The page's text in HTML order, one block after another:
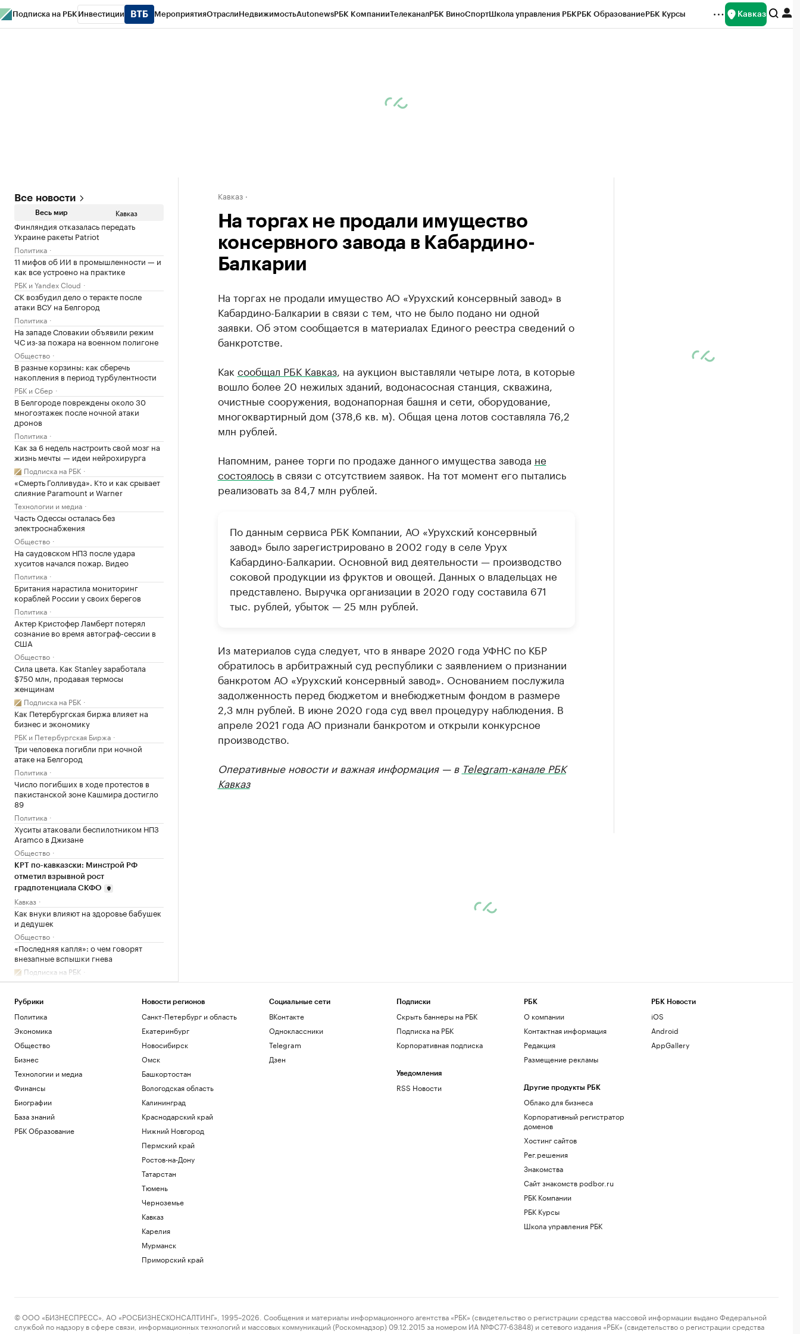
Подписка на РБК Инвестиции МероприятияОтраслиНедвижимостьAutonewsРБК КомпанииТелеканалРБК ВиноСпортШкола управления РБКРБК ОбразованиеРБК Курсы Кавказ
Все новости
Весь мир Кавказ
Финляндия отказалась передать
Украине ракеты Patriot
Политика
11 мифов об ИИ в промышленности — и
как все устроено на практике
РБК и Yandex Cloud
СК возбудил дело о теракте после
атаки ВСУ на Белгород
Политика
На западе Словакии объявили режим
ЧС из-за пожара на военном полигоне
Общество
В разные корзины: как сберечь
накопления в период турбулентности
РБК и Сбер
В Белгороде повреждены около 30
многоэтажек после ночной атаки
дронов
Политика
Как за 6 недель настроить свой мозг на
жизнь мечты — идеи нейрохирурга
Подписка на РБК
«Смерть Голливуда». Кто и как срывает
слияние Paramount и Warner
Технологии и медиа
Часть Одессы осталась без
электроснабжения
Общество
На саудовском НПЗ после удара
хуситов начался пожар. Видео
Политика
Британия нарастила мониторинг
кораблей России у своих берегов
Политика
Актер Кристофер Ламберт потерял
сознание во время автограф-сессии в
США
Общество
Сила цвета. Как Stanley заработала
$750 млн, продавая термосы
женщинам
Подписка на РБК
Как Петербургская биржа влияет на
бизнес и экономику
РБК и Петербургская Биржа
Три человека погибли при ночной
атаке на Белгород
Политика
Число погибших в ходе протестов в
пакистанской зоне Кашмира достигло
89
Политика
Хуситы атаковали беспилотником НПЗ
Aramco в Джизане
Общество
КРТ по-кавказски: Минстрой РФ
отметил взрывной рост
градпотенциала СКФО
Кавказ
Как внуки влияют на здоровье бабушек
и дедушек
Общество
«Последняя капля»: о чем говорят
внезапные вспышки гнева
Подписка на РБК
Кавказ
На торгах не продали имущество
консервного завода в Кабардино-
Балкарии
На торгах не продали имущество АО «Урухский консервный завод» в
Кабардино-Балкарии в связи с тем, что не было подано ни одной
заявки. Об этом сообщается в материалах Единого реестра сведений о
банкротстве.
Как сообщал РБК Кавказ, на аукцион выставляли четыре лота, в которые
вошло более 20 нежилых зданий, водонасосная станция, скважина,
очистные сооружения, водонапорная башня и сети, оборудование,
многоквартирный дом (378,6 кв. м). Общая цена лотов составляла 76,2
млн рублей.
Напомним, ранее торги по продаже данного имущества завода не
состоялосьв связи с отсутствием заявок. На тот момент его пытались
реализовать за 84,7 млн рублей.
По данным сервиса РБК Компании, АО «Урухский консервный
завод» было зарегистрировано в 2002 году в селе Урух
Кабардино-Балкарии. Основной вид деятельности — производство
соковой продукции из фруктов и овощей. Данных о владельцах не
представлено. Выручка организации в 2020 году составила 671
тыс. рублей, убыток — 25 млн рублей.
Из материалов суда следует, что в январе 2020 года УФНС по КБР
обратилось в арбитражный суд республики с заявлением о признании
банкротом АО «Урухский консервный завод». Основанием послужила
задолженность перед бюджетом и внебюджетным фондом в размере
2,3 млн рублей. В июне 2020 года суд ввел процедуру наблюдения. В
апреле 2021 года АО признали банкротом и открыли конкурсное
производство.
Оперативные новости и важная информация — в Telegram-канале РБК
Кавказ
Рубрики
Политика
Экономика
Общество
Бизнес
Технологии и медиа
Финансы
Биографии
База знаний
РБК Образование
Новости регионов
Санкт-Петербург и область
Екатеринбург
Новосибирск
Омск
Башкортостан
Вологодская область
Калининград
Краснодарский край
Нижний Новгород
Пермский край
Ростов-на-Дону
Татарстан
Тюмень
Черноземье
Кавказ
Карелия
Мурманск
Приморский край
Социальные сети
ВКонтакте
Одноклассники
Telegram
Дзен
Подписки
Скрыть баннеры на РБК
Подписка на РБК
Корпоративная подписка
Уведомления
RSS Новости
РБК
О компании
Контактная информация
Редакция
Размещение рекламы
Другие продукты РБК
Облако для бизнеса
Корпоративный регистратор
доменов
Хостинг сайтов
Рег.решения
Знакомства
Сайт знакомств podbor.ru
РБК Компании
РБК Курсы
Школа управления РБК
РБК Новости
iOS
Android
AppGallery
© ООО «БИЗНЕСПРЕСС», АО «РОСБИЗНЕСКОНСАЛТИНГ», 1995–2026. Сообщения и материалы информационного агентства «РБК» (свидетельство о регистрации средства массовой информации выдано Федеральной
службой по надзору в сфере связи, информационных технологий и массовых коммуникаций (Роскомнадзор) 09.12.2015 за номером ИА №ФС77-63848) и сетевого издания «РБК» (свидетельство о регистрации средства